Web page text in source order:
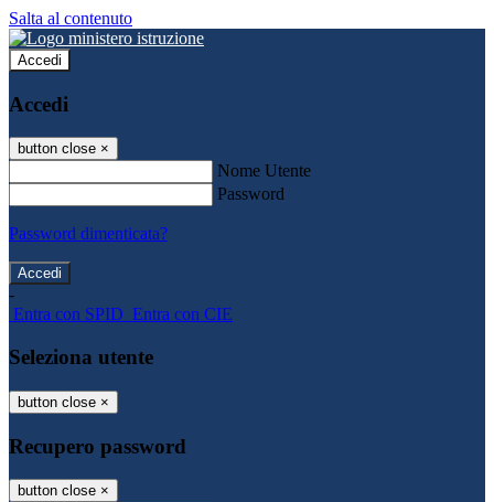
Salta al contenuto
Accedi
Accedi
button close ×
Nome Utente
Password
Password dimenticata?
-
Entra con SPID Entra con CIE
Seleziona utente
button close ×
Recupero password
button close ×